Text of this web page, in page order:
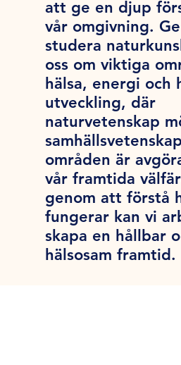
att ge en djup
vår omgivning.
studera
oss om viktiga
hälsa, energi och
utveckling, där
naturvetenskap
områden är
vår framtida
genom att förstå
fungerar kan vi
skapa en hållbar
hälsosam framtid.